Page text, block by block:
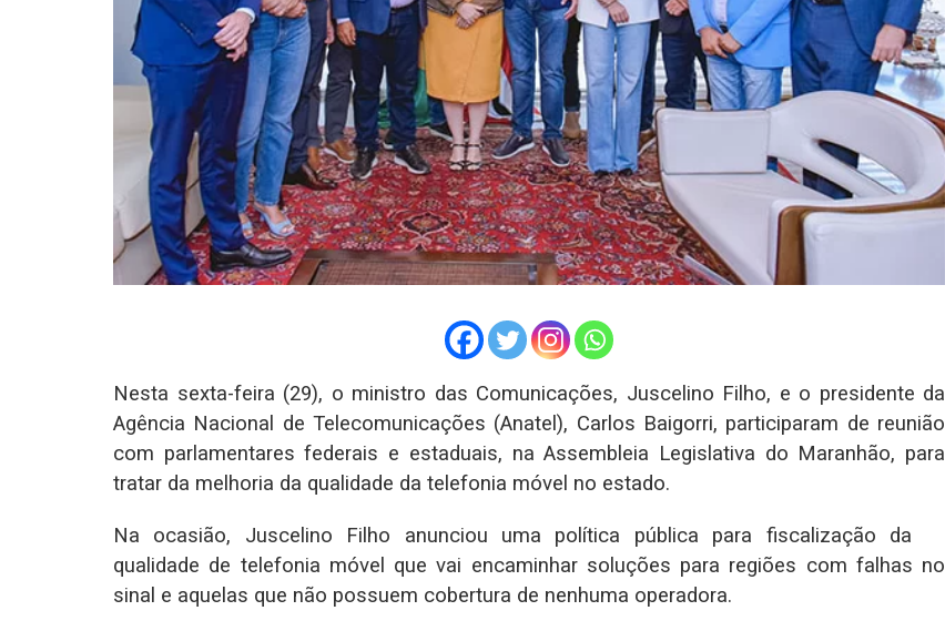
Nesta sexta-feira (29), o ministro das Comunicações, Juscelino Filho, e o presidente da
Agência Nacional de Telecomunicações (Anatel), Carlos Baigorri, participaram de reunião
com parlamentares federais e estaduais, na Assembleia Legislativa do Maranhão, para
tratar da melhoria da qualidade da telefonia móvel no estado.
Na ocasião, Juscelino Filho anunciou uma política pública para fiscalização da
qualidade de telefonia móvel que vai encaminhar soluções para regiões com falhas no
sinal e aquelas que não possuem cobertura de nenhuma operadora.